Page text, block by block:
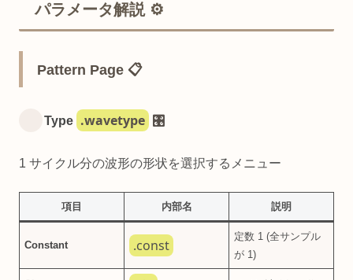
パラメータ解説 ⚙️
Pattern Page 📋
Type .wavetype 🎛️
1 サイクル分の波形の形状を選択するメニュー
項目 内部名 説明
Constant .const
定数 1 (全サンプル
が 1)